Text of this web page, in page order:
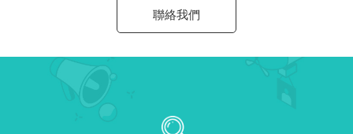
聯絡我們